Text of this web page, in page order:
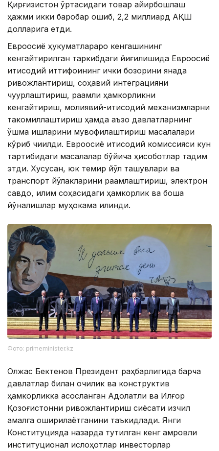
Қирғизистон ўртасидаги товар айирбошлаш
ҳажми икки баробар ошиб, 2,2 миллиард АҚШ
долларига етди.
Евроосиё ҳукуматлараро кенгашининг
кенгайтирилган таркибдаги йиғилишида Евроосиё
иқтисодий иттифоқининг ички бозорини янада
ривожлантириш, соҳавий интеграцияни
чуқурлаштириш, рақамли ҳамкорликни
кенгайтириш, молиявий-иқтисодий механизмларни
такомиллаштириш ҳамда аъзо давлатларнинг
қўшма ишларини мувофиқлаштириш масалалари
кўриб чиқилди. Евроосиё иқтисодий комиссияси кун
тартибидаги масалалар бўйича ҳисоботлар тақдим
этди. Хусусан, юк темир йўл ташувлари ва
транспорт йўлакларини рақамлаштириш, электрон
савдо, иқлим соҳасидаги ҳамкорлик ва бошқа
йўналишлар муҳокама қилинди.
Фото: primeminister.kz
Олжас Бектенов Президент раҳбарлигида барча
давлатлар билан очиқлик ва конструктив
ҳамкорликка асосланган Адолатли ва Илғор
Қозоғистонни ривожлантириш сиёсати изчил
амалга оширилаётганини таъкидлади. Янги
Конституцияда назарда тутилган кенг қамровли
институционал ислоҳотлар инвесторлар